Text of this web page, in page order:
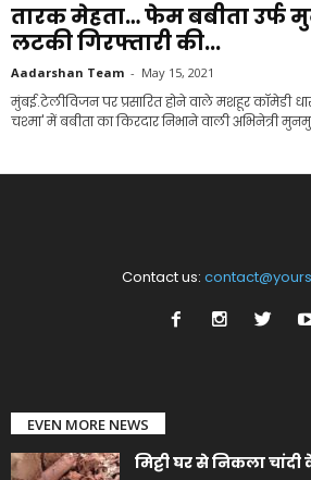
तारक मेहता… फेम बबीता उर्फ
लटकी गिरफ्तारी की...
Aadarshan Team - May 15, 2021
मुंबई.टेलीविजन पर प्रसारित होने वाले मशहूर कॉमेडी
चश्मा' में बबीता का किरदार निभाने वाली अभिनेत्री
Contact us:
EVEN MORE NEWS
मिट्टी घर से निकला